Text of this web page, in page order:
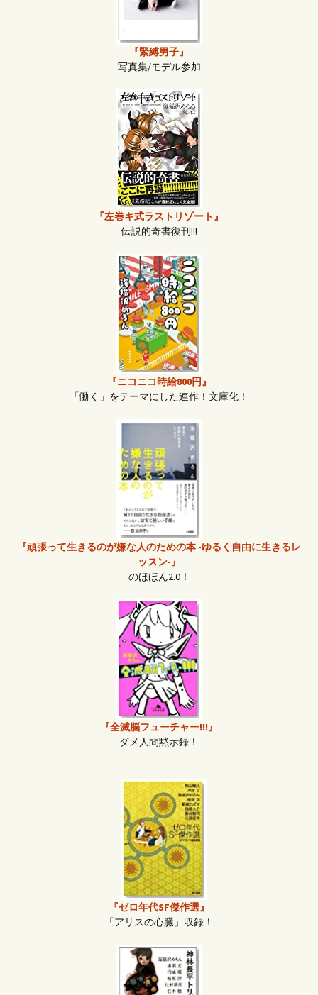
『緊縛男子』
写真集/モデル参加
『左巻キ式ラストリゾート』
伝説的奇書復刊!!!
『ニコニコ時給800円』
「働く」をテーマにした連作！文庫化！
『頑張って生きるのが嫌な人のための本 -ゆるく自由に生きるレ
ッスン-』
のほほん2.0！
『全滅脳フューチャー!!!』
ダメ人間黙示録！
『ゼロ年代SF傑作選』
「アリスの心臓」収録！